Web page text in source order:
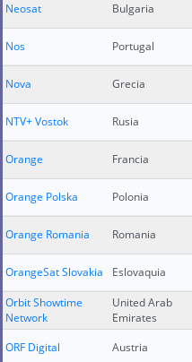
Neosat Bulgaria
Nos
Portugal
Nova
Grecia
NTV+ Vostok
Rusia
Orange
Francia
Orange Polska
Polonia
Orange Romania
Romania
OrangeSat Slovakia
Eslovaquia
Orbit Showtime
Network
United Arab
Emirates
ORF Digital
Austria